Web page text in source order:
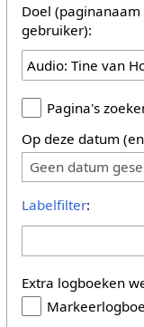
Doel
gebruiker):
Pagina's
Op deze datum
Geen datum
Labelfilter:
Extra logboeken